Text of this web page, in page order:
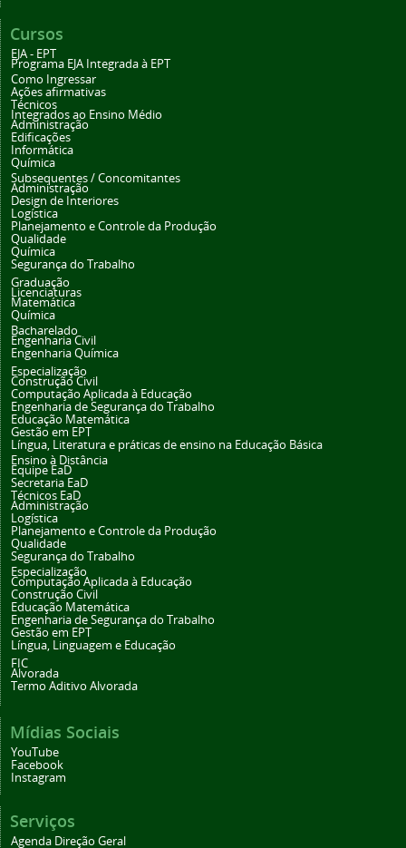
Cursos
EJA - EPT
Programa EJA Integrada à EPT
Como Ingressar
Ações afirmativas
Técnicos
Integrados ao Ensino Médio
Administração
Edificações
Informática
Química
Subsequentes / Concomitantes
Administração
Design de Interiores
Logística
Planejamento e Controle da Produção
Qualidade
Química
Segurança do Trabalho
Graduação
Licenciaturas
Matemática
Química
Bacharelado
Engenharia Civil
Engenharia Química
Especialização
Construção Civil
Computação Aplicada à Educação
Engenharia de Segurança do Trabalho
Educação Matemática
Gestão em EPT
Língua, Literatura e práticas de ensino na Educação Básica
Ensino à Distância
Equipe EaD
Secretaria EaD
Técnicos EaD
Administração
Logística
Planejamento e Controle da Produção
Qualidade
Segurança do Trabalho
Especialização
Computação Aplicada à Educação
Construção Civil
Educação Matemática
Engenharia de Segurança do Trabalho
Gestão em EPT
Língua, Linguagem e Educação
FIC
Alvorada
Termo Aditivo Alvorada
Mídias Sociais
YouTube
Facebook
Instagram
Serviços
Agenda Direção Geral